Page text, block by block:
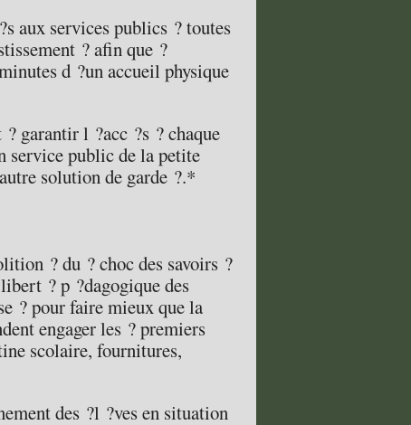
aux services publics ? toutes
? afin que ?
d ?un accueil physique
garantir l ?acc ?s ? chaque
service public de la petite
solution de garde ?.*
? du ? choc des savoirs ?
? p ?dagogique des
? pour faire mieux que la
engager les ? premiers
scolaire, fournitures,
des ?l ?ves en situation